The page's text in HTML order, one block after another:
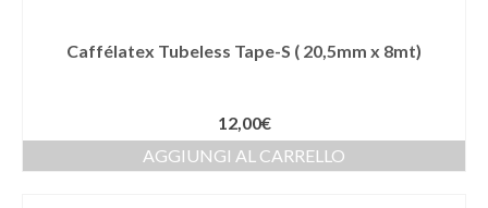
Caffélatex Tubeless Tape-S ( 20,5mm x 8mt)
12,00€
AGGIUNGI AL CARRELLO